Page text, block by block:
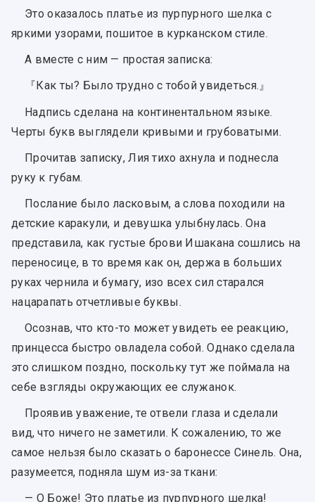
Это оказалось платье из пурпурного шелка с
яркими узорами, пошитое в курканском стиле.
А вместе с ним — простая записка:
『Как ты? Было трудно с тобой увидеться.』
Надпись сделана на континентальном языке.
Черты букв выглядели кривыми и грубоватыми.
Прочитав записку, Лия тихо ахнула и поднесла
руку к губам.
Послание было ласковым, а слова походили на
детские каракули, и девушка улыбнулась. Она
представила, как густые брови Ишакана сошлись на
переносице, в то время как он, держа в больших
руках чернила и бумагу, изо всех сил старался
нацарапать отчетливые буквы.
Осознав, что кто-то может увидеть ее реакцию,
принцесса быстро овладела собой. Однако сделала
это слишком поздно, поскольку тут же поймала на
себе взгляды окружающих ее служанок.
Проявив уважение, те отвели глаза и сделали
вид, что ничего не заметили. К сожалению, то же
самое нельзя было сказать о баронессе Синель. Она,
разумеется, подняла шум из-за ткани:
— О Боже! Это платье из пурпурного шелка!